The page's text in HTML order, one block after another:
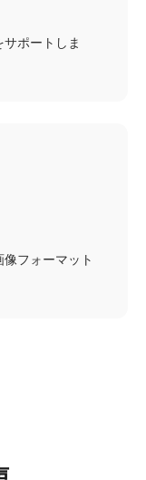
ポートしま
フォーマット